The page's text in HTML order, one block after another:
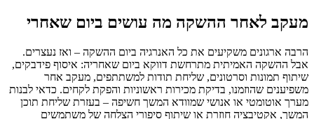
מעקב לאחר ההשקה מה עושים ביום שאחרי
הרבה ארגונים משקיעים את כל האנרגיה ביום ההשקה – ואז נעצרים.
אבל ההשקה האמיתית מתרחשת דווקא ביום שאחריה: איסוף פידבקים,
שיתוף תמונות וסרטונים, שליחת תודות למשתתפים, מעקב אחר
משפיענים שהוזמנו, בדיקת מכירות ראשוניות והפקת לקחים. כדאי לבנות
מערך אוטומטי או אנושי שמוודא המשך חשיפה – בעזרת שליחת תוכן
המשך, אקטיבציה חוזרת או שיתוף סיפורי הצלחה של משתמשים